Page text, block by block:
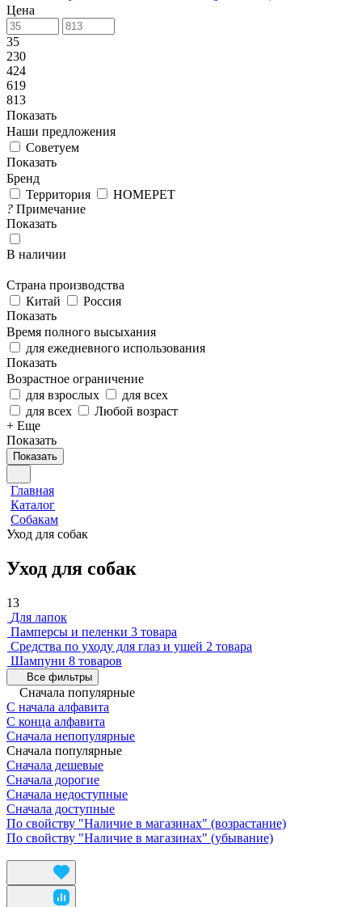
Цена
35
230
424
619
813
Показать
Наши предложения
Советуем
Показать
Бренд
Территория
HOMEPET
? Примечание
Показать
В наличии
Страна производства
Китай
Россия
Показать
Время полного высыхания
для ежедневного использования
Показать
Возрастное ограничение
для взрослых
для всех
для всех
Любой возраст
+ Еще
Показать
Показать
Главная
Каталог
Собакам
Уход для собак
Уход для собак
13
Для лапок
Памперсы и пеленки 3 товара
Средства по уходу для глаз и ушей 2 товара
Шампуни 8 товаров
Все фильтры
Сначала популярные
С начала алфавита
С конца алфавита
Сначала непопулярные
Сначала популярные
Сначала дешевые
Сначала дорогие
Сначала недоступные
Сначала доступные
По свойству "Наличие в магазинах" (возрастание)
По свойству "Наличие в магазинах" (убывание)